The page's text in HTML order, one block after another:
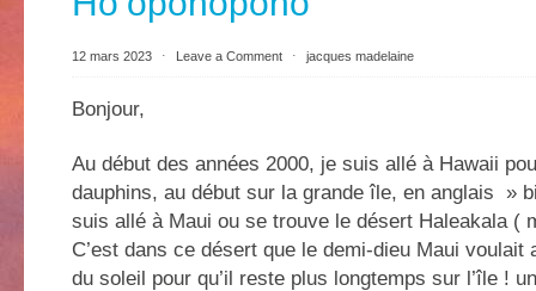
12 mars 2023 ⋅ Leave a Comment ⋅ jacques madelaine
Bonjour,
Au début des années 2000, je suis allé à Hawaii
dauphins, au début sur la grande île, en anglais »
suis allé à Maui ou se trouve le désert Haleakala (
C’est dans ce désert que le demi-dieu Maui voulait
du soleil pour qu’il reste plus longtemps sur l’île !